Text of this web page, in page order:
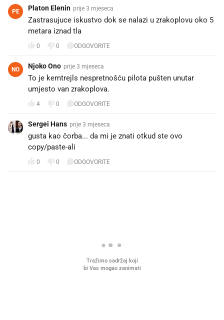
PE Platon Elenin prije 3 mjeseca
Zastrasujuce iskustvo dok se nalazi u zrakoplovu oko 5
metara iznad tla
0 0 ODGOVORITE
NO Njoko Ono prije 3 mjeseca
To je kemtrejls nespretnošću pilota pušten unutar
umjesto van zrakoplova.
4 0 ODGOVORITE
Sergei Hans prije 3 mjeseca
gusta kao čorba... da mi je znati otkud ste ovo
copy/paste-ali
0 0 ODGOVORITE